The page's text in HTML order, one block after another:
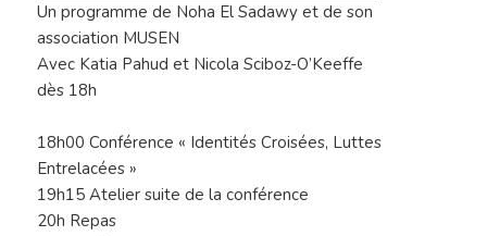
Un programme de Noha El Sadawy et de son
association MUSEN
Avec Katia Pahud et Nicola Sciboz-O’Keeffe
dès 18h
18h00 Conférence « Identités Croisées, Luttes
Entrelacées »
19h15 Atelier suite de la conférence
20h Repas